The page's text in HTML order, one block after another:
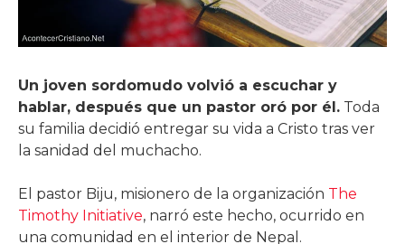
Un joven sordomudo volvió a escuchar y
hablar, después que un pastor oró por él. Toda
su familia decidió entregar su vida a Cristo tras ver
la sanidad del muchacho.
El pastor Biju, misionero de la organización The
Timothy Initiative, narró este hecho, ocurrido en
una comunidad en el interior de Nepal.